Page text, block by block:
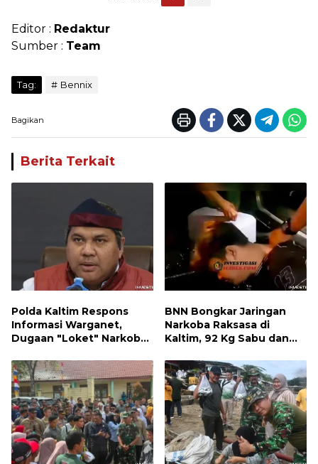
Editor : Redaktur
Sumber : Team
Tag: Bennix
Bagikan
Berita Terkait
Polda Kaltim Respons
Informasi Warganet,
Dugaan "Loket" Narkoba
Perhatian
BNN Bongkar Jaringan
Narkoba Raksasa di
Kaltim, 92 Kg Sabu dan
Etomidate Disita